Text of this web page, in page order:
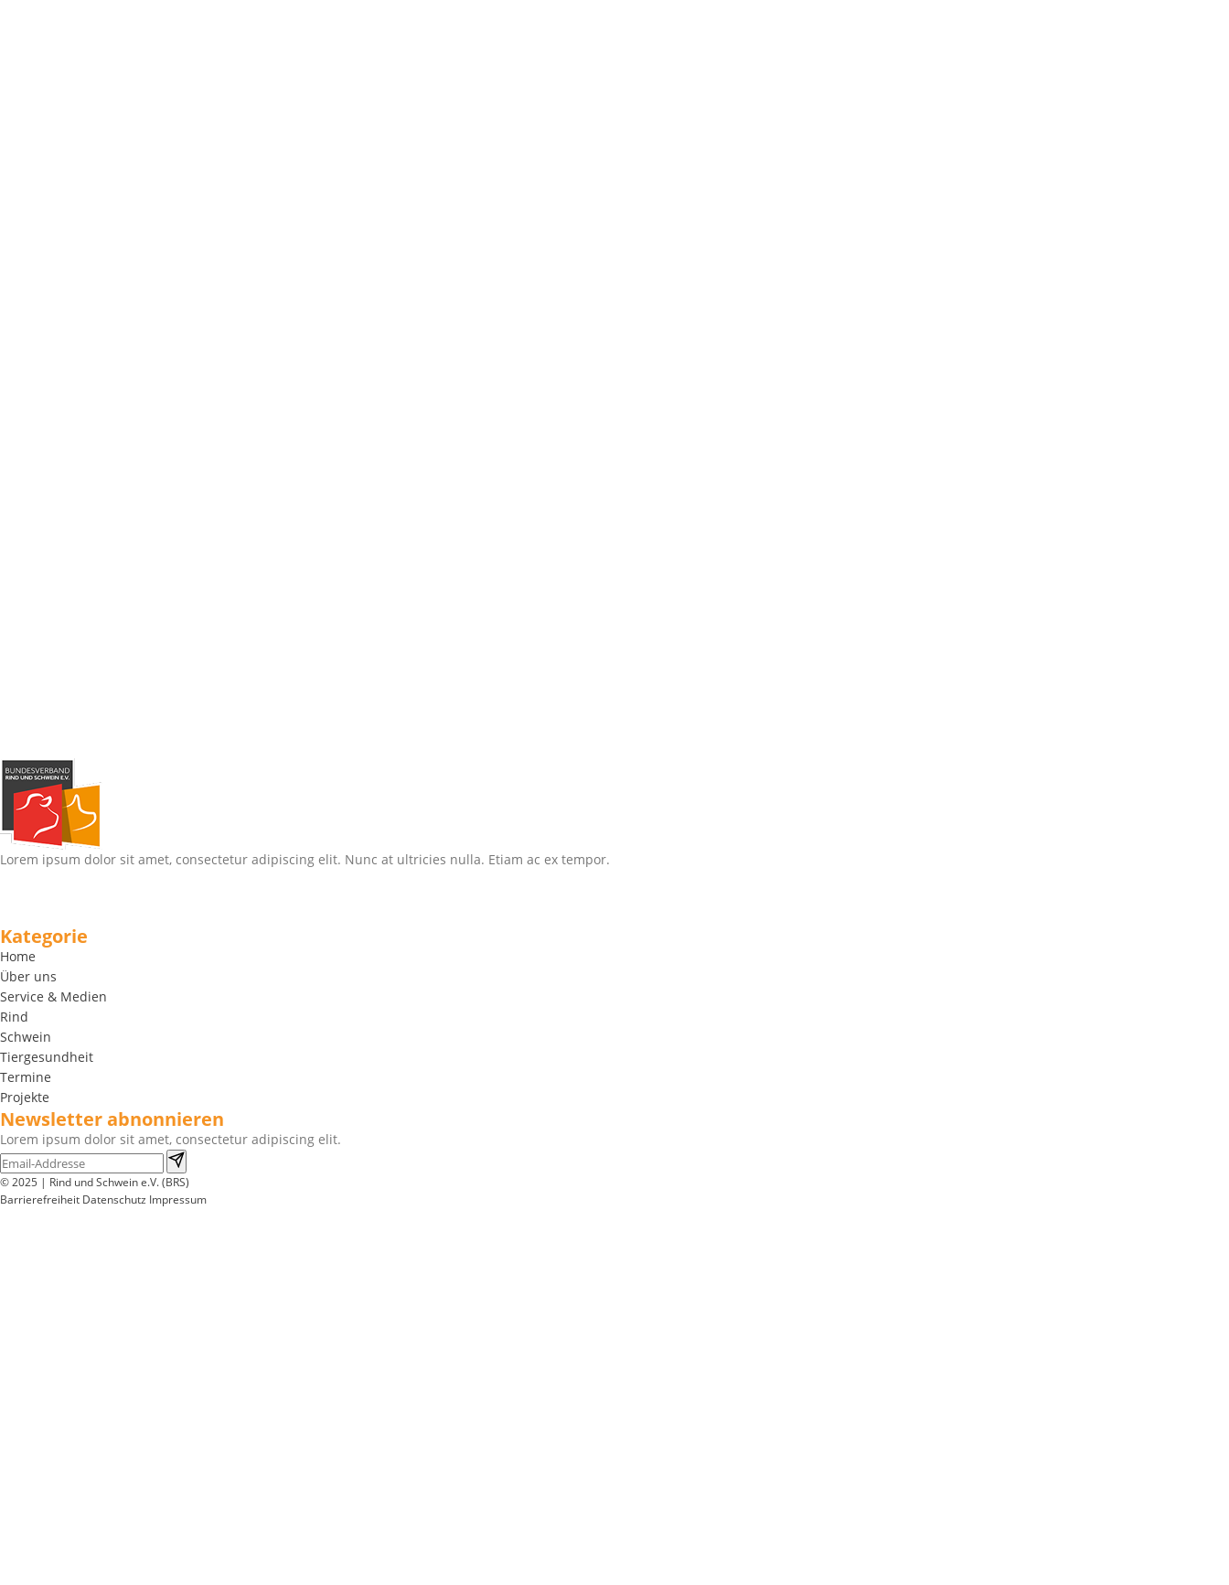
Lorem ipsum dolor sit amet, consectetur adipiscing elit. Nunc at ultricies nulla. Etiam ac ex tempor.
Kategorie
Home
Über uns
Service & Medien
Rind
Schwein
Tiergesundheit
Termine
Projekte
Newsletter abnonnieren
Lorem ipsum dolor sit amet, consectetur adipiscing elit.
© 2025 | Rind und Schwein e.V. (BRS)
Barrierefreiheit Datenschutz Impressum